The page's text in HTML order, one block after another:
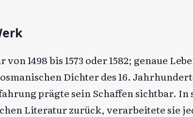
von 1498 bis 1573 oder 1582; genaue
Dichter des 16.
prägte sein Schaffen sichtbar.
Literatur zurück, verarbeitete sie